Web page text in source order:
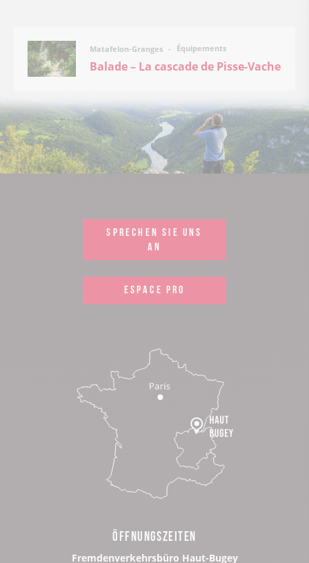
Matafelon-Granges Équipements
Balade – La cascade de Pisse-Vache
SPRECHEN SIE UNS
AN
ESPACE PRO
ÖFFNUNGSZEITEN
Fremdenverkehrsbüro Haut-Bugey